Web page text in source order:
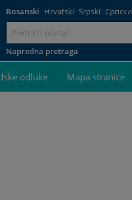
Bosanski Hrvatski Srpski Српски
Napredna pretraga
odluke Mapa stranice